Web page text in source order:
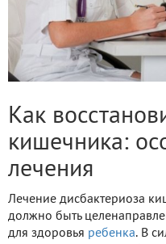
Как
кишечника:
лечения
Лечение дисбактериоза
должно быть
для здоровья ребенка. В